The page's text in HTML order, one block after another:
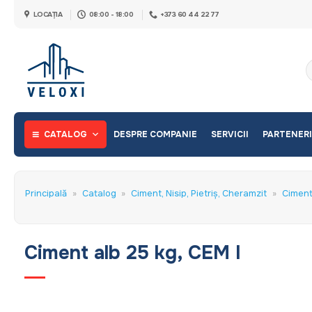
LOCAȚIA 08:00 - 18:00 +373 60 44 22 77
CATALOG DESPRE COMPANIE SERVICII PARTENERI
Principală » Catalog » Ciment, Nisip, Pietriș, Cheramzit »
Ciment alb 25 kg, CEM I